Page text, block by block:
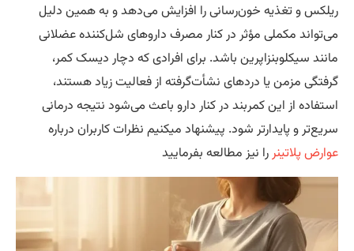
و تغذیه خون‌رسانی را افزایش می‌دهد و به همین دلیل
مکملی مؤثر در کنار مصرف داروهای شل‌کننده عضلانی
سیکلوبنزاپرین باشد. برای افرادی که دچار دیسک کمر،
مزمن یا دردهای نشأت‌گرفته از فعالیت زیاد هستند،
از این کمربند در کنار دارو باعث می‌شود نتیجه درمانی
و پایدارتر شود. پیشنهاد میکنیم نظرات کاربران درباره
پلاتینررا نیز مطالعه بفرمایید